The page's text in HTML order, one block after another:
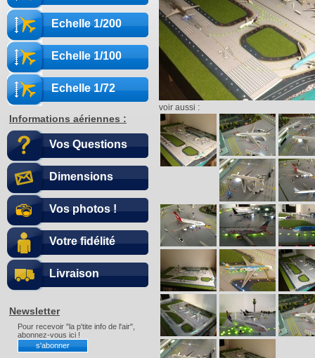
Echelle 1/200
Echelle 1/100
Echelle 1/72
Informations aériennes :
Vos Questions
Dimensions
Vos photos !
Votre fidélité
Livraison
Newsletter
Pour recevoir "la p'tite info de l'air",
abonnez-vous ici !
voir aussi :